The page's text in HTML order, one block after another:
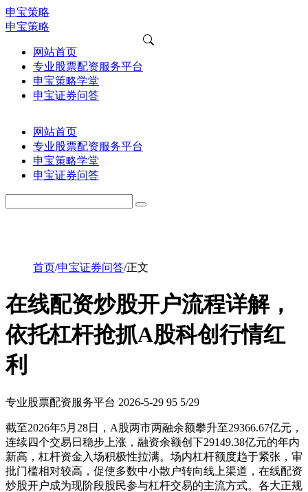
申宝策略
申宝策略
网站首页
专业股票配资服务平台
申宝策略学堂
申宝证券问答
网站首页
专业股票配资服务平台
申宝策略学堂
申宝证券问答
首页/申宝证券问答/正文
在线配资炒股开户流程详解，
依托杠杆抢抓A股科创行情红
利
专业股票配资服务平台 2026-5-29 95 5/29
截至2026年5月28日，A股两市两融余额攀升至29366.67亿元，
连续四个交易日稳步上涨，融资余额创下29149.38亿元的年内
新高，杠杆资金入场积极性拉满。场内杠杆额度趋于紧张，审
批门槛相对较高，促使多数中小散户转向线上渠道，在线配资
炒股开户成为现阶段股民参与杠杆交易的主流方式。各大正规